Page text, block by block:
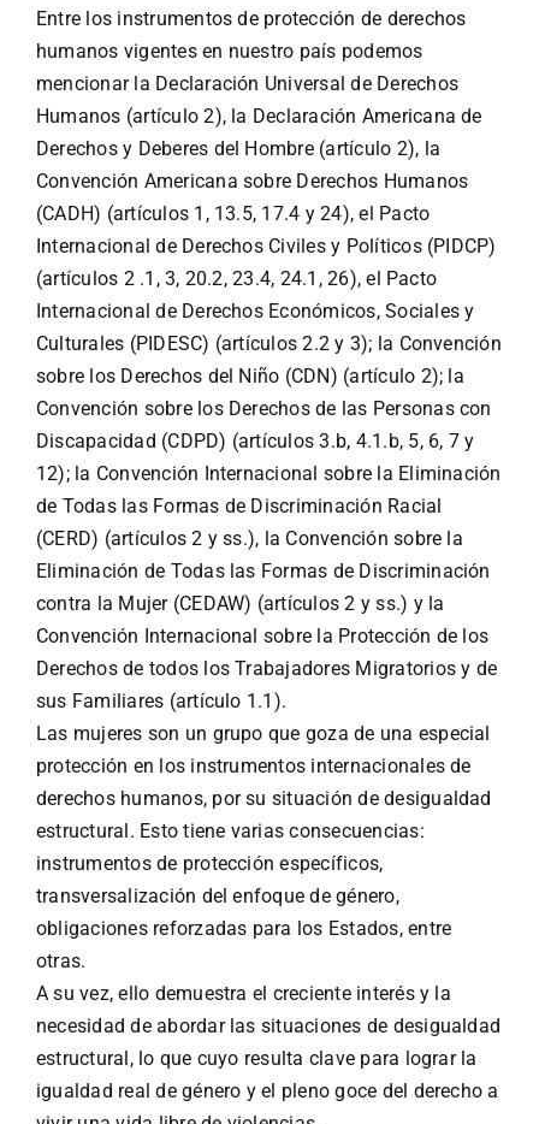
Entre los instrumentos de protección de derechos
humanos vigentes en nuestro país podemos
mencionar la Declaración Universal de Derechos
Humanos (artículo 2), la Declaración Americana de
Derechos y Deberes del Hombre (artículo 2), la
Convención Americana sobre Derechos Humanos
(CADH) (artículos 1, 13.5, 17.4 y 24), el Pacto
Internacional de Derechos Civiles y Políticos (PIDCP)
(artículos 2 .1, 3, 20.2, 23.4, 24.1, 26), el Pacto
Internacional de Derechos Económicos, Sociales y
Culturales (PIDESC) (artículos 2.2 y 3); la Convención
sobre los Derechos del Niño (CDN) (artículo 2); la
Convención sobre los Derechos de las Personas con
Discapacidad (CDPD) (artículos 3.b, 4.1.b, 5, 6, 7 y
12); la Convención Internacional sobre la Eliminación
de Todas las Formas de Discriminación Racial
(CERD) (artículos 2 y ss.), la Convención sobre la
Eliminación de Todas las Formas de Discriminación
contra la Mujer (CEDAW) (artículos 2 y ss.) y la
Convención Internacional sobre la Protección de los
Derechos de todos los Trabajadores Migratorios y de
sus Familiares (artículo 1.1).
Las mujeres son un grupo que goza de una especial
protección en los instrumentos internacionales de
derechos humanos, por su situación de desigualdad
estructural. Esto tiene varias consecuencias:
instrumentos de protección específicos,
transversalización del enfoque de género,
obligaciones reforzadas para los Estados, entre
otras.
A su vez, ello demuestra el creciente interés y la
necesidad de abordar las situaciones de desigualdad
estructural, lo que cuyo resulta clave para lograr la
igualdad real de género y el pleno goce del derecho a